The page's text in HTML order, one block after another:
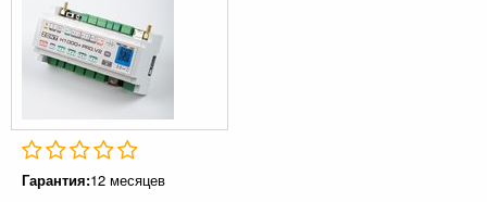
Гарантия:12 месяцев